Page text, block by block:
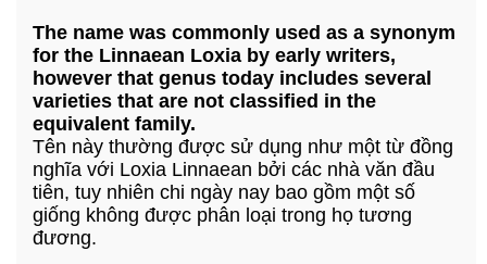
The name was commonly used as a synonym
for the Linnaean Loxia by early writers,
however that genus today includes several
varieties that are not classified in the
equivalent family.
Tên này thường được sử dụng như một từ đồng
nghĩa với Loxia Linnaean bởi các nhà văn đầu
tiên, tuy nhiên chi ngày nay bao gồm một số
giống không được phân loại trong họ tương
đương.